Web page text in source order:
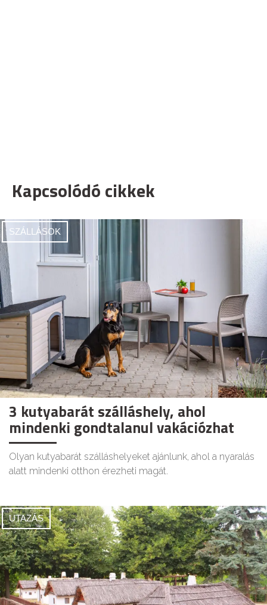
Kapcsolódó cikkek
SZÁLLÁSOK
3 kutyabarát szálláshely, ahol
mindenki gondtalanul vakációzhat
Olyan kutyabarát szálláshelyeket ajánlunk, ahol a nyaralás
alatt mindenki otthon érezheti magát.
UTAZÁS